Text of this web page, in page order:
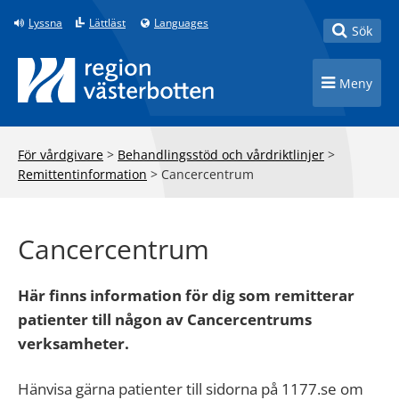
Till innehåll på sidan
Lyssna Lättläst Languages Toggle
Sök
Toggle
Meny
För vårdgivare > Behandlingsstöd och vårdriktlinjer >
Remittentinformation > Cancercentrum
Cancercentrum
Här finns information för dig som remitterar
patienter till någon av Cancercentrums
verksamheter.
Hänvisa gärna patienter till sidorna på 1177.se om